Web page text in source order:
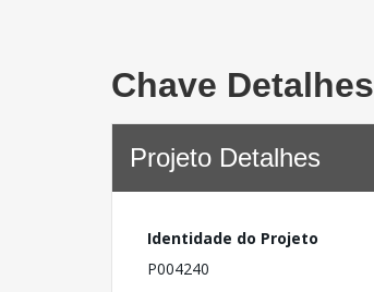
Chave Detalhes
Projeto Detalhes
Identidade do Projeto
P004240